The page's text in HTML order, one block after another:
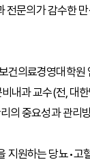
전문의가 감수한
건의료경영대학원
내과 교수(전, 대
의 중요성과 관리
원하는 당뇨•고